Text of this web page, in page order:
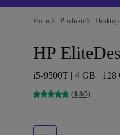
Home Produkte Desktop
HP
i5-9500T | 4 GB | 128
(4,8/5)